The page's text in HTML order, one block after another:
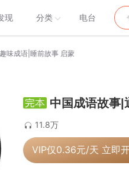
现 分类 电台
味成语|睡前故事 启蒙
中国成语故事|
11.8万
VIP仅0.36元/天 立即